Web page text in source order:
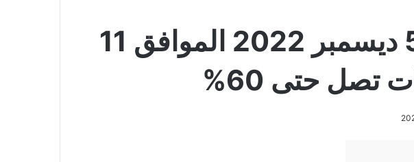
عروض الحزف السعودي الأسبوعية 5 ديسمبر 2022 الموافق 11